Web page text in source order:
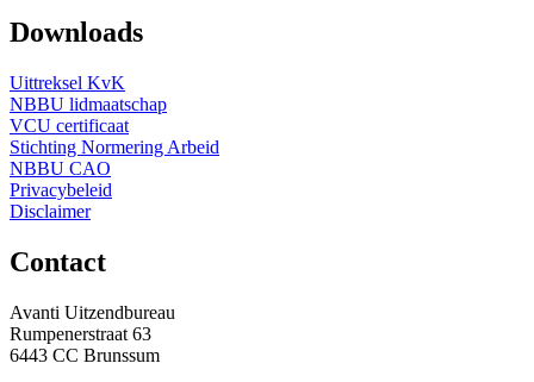
Downloads
Uittreksel KvK
NBBU lidmaatschap
VCU certificaat
Stichting Normering Arbeid
NBBU CAO
Privacybeleid
Disclaimer
Contact
Avanti Uitzendbureau
Rumpenerstraat 63
6443 CC Brunssum